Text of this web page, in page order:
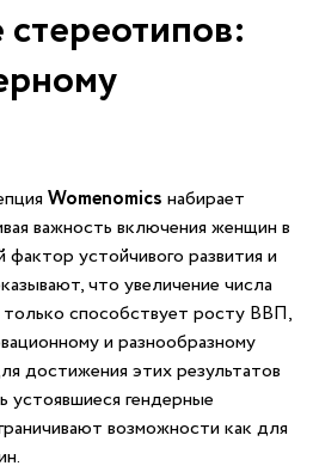
Womenomics ⁢набирает
важность⁣ включения‌ женщин в⁣
⁢устойчивого развития и
что увеличение числа
способствует​ росту⁤ ВВП,
и разнообразному
достижения этих результатов
гендерные
возможности как ⁤для​